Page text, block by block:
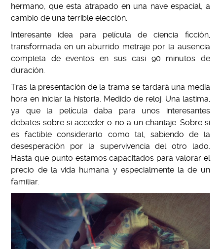
hermano, que esta atrapado en una nave espacial, a
cambio de una terrible elección.
Interesante idea para película de ciencia ficción,
transformada en un aburrido metraje por la ausencia
completa de eventos en sus casi 90 minutos de
duración.
Tras la presentación de la trama se tardará una media
hora en iniciar la historia. Medido de reloj. Una lastima,
ya que la película daba para unos interesantes
debates sobre si acceder o no a un chantaje. Sobre si
es factible considerarlo como tal, sabiendo de la
desesperación por la supervivencia del otro lado.
Hasta que punto estamos capacitados para valorar el
precio de la vida humana y especialmente la de un
familiar.